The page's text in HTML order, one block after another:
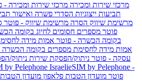
מרכזי שירות ומכירה מרכזי שירות ומכירה -
תביעות ייצוגיות הסדרי פשרה ואישור
מרשימת שיווק הסרה מרשימת שיווק - פוטר
פוטר מספרים חסומים לחיוג בקומה
בקומה הכשרה - פוטר אמות מידה
אמות מידה לחסימת מספרים בקומה הכשרה
עסקה - פוטר ניתוק/הפסקת שירות ניתוק/
by Pelephone IsraelieSIM by Pelephone -
פוטר מועדון הטבות פלאפון מועדון